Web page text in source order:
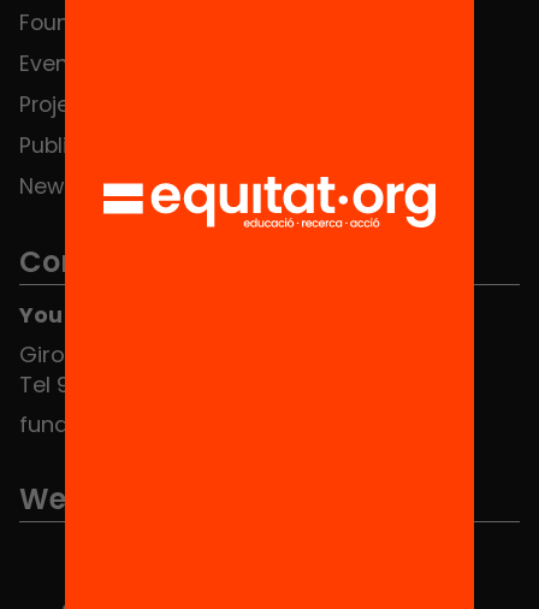
Foundation
Events
Projects
Publications and videos
News
Contact
You can find us at the Social HUB
Girona 34, interior 08010 Barcelona
Tel 934 588 700
fundacio@equitat.org
We are part of...